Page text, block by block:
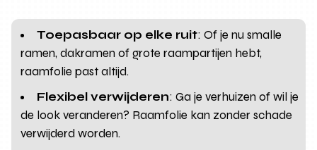
Toepasbaar op elke ruit: Of je nu smalle
ramen, dakramen of grote raampartijen hebt,
raamfolie past altijd.
Flexibel verwijderen: Ga je verhuizen of wil je
de look veranderen? Raamfolie kan zonder schade
verwijderd worden.